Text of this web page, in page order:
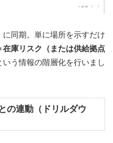
同期。単に場所を示すだけ
在庫リスク（または供給拠点
いう情報の階層化を行いまし
の連動（ドリルダウ